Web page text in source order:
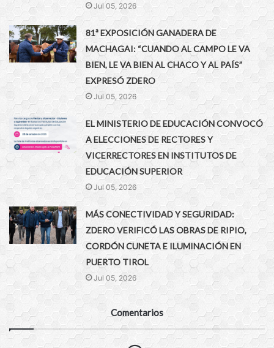
Jul 05, 2026
81ª EXPOSICIÓN GANADERA DE
MACHAGAI: “CUANDO AL CAMPO LE VA
BIEN, LE VA BIEN AL CHACO Y AL PAÍS”
EXPRESÓ ZDERO
Jul 05, 2026
EL MINISTERIO DE EDUCACIÓN CONVOCÓ
A ELECCIONES DE RECTORES Y
VICERRECTORES EN INSTITUTOS DE
EDUCACIÓN SUPERIOR
Jul 05, 2026
MÁS CONECTIVIDAD Y SEGURIDAD:
ZDERO VERIFICÓ LAS OBRAS DE RIPIO,
CORDÓN CUNETA E ILUMINACIÓN EN
PUERTO TIROL
Jul 05, 2026
Comentarios